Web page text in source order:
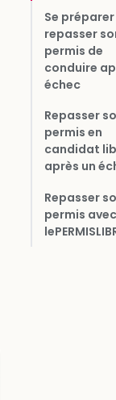
Se
repasser
permis de
conduire
échec
Repasser
permis en
candidat
après un
Repasser
permis avec